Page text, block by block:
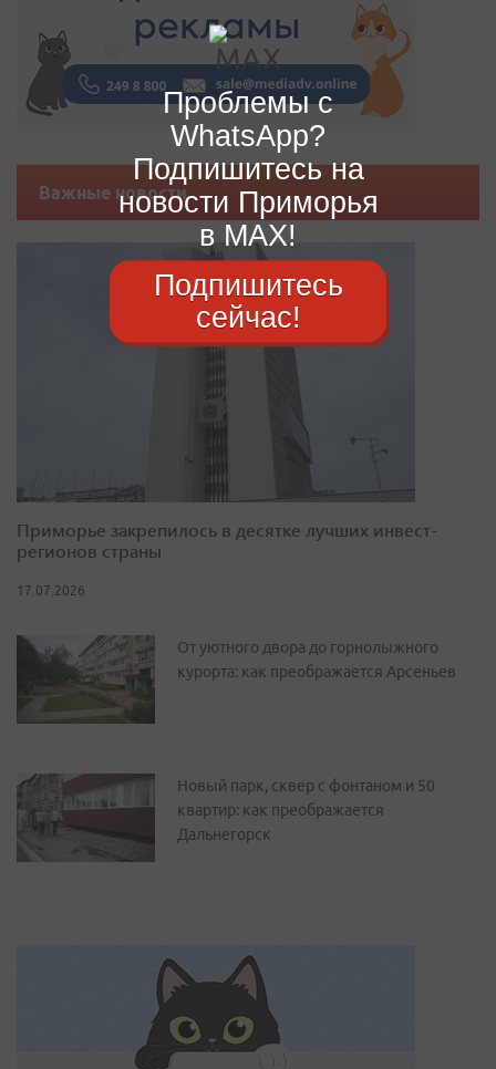
Важные новости
Приморье закрепилось в десятке лучших инвест-
регионов страны
17.07.2026
От уютного двора до горнолыжного
курорта: как преображается Арсеньев
Новый парк, сквер с фонтаном и 50
квартир: как преображается
Дальнегорск
Проблемы с
WhatsApp?
Подпишитесь на
новости Приморья
в MAX!
Подпишитесь
сейчас!